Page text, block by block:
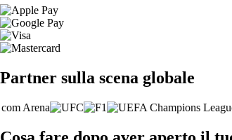
Partner sulla scena globale